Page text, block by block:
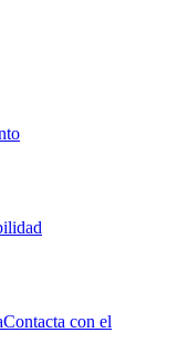
Contacta con el